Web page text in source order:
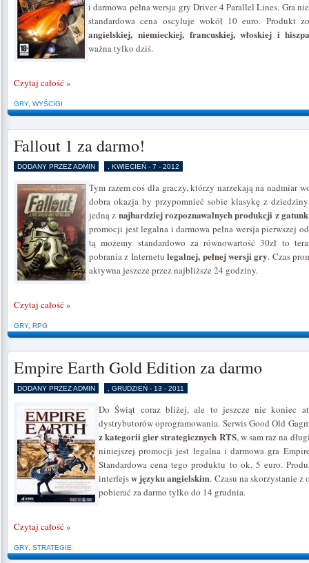
i darmowa pełna wersja gry Driver 4 Parallel Lines. Gra
standardowa cena oscyluje wokół 10 euro. Produkt
angielskiej, niemieckiej, francuskiej, włoskiej i
ważna tylko dziś.
Czytaj całość »
GRY, WYŚCIGI
Fallout 1 za darmo!
DODANY PRZEZ ADMIN , KWIECIEŃ - 7 - 2012
Tym razem coś dla graczy, którzy narzekają na nadmiar
dobra okazja by przypomnieć sobie klasykę z
jedną z najbardziej rozpoznawalnych produkcji z
promocji jest legalna i darmowa pełna wersja pierwszej
tą możemy standardowo za równowartość 30zł to
pobrania z Internetulegalnej, pełnej wersji gry. Czas
aktywna jeszcze przez najbliższe 24 godziny.
Czytaj całość »
GRY, RPG
Empire Earth Gold Edition za darmo
DODANY PRZEZ ADMIN , GRUDZIEŃ - 13 - 2011
Do Świąt coraz bliżej, ale to jeszcze nie koniec
dystrybutorów oprogramowania. Serwis Good Old
z kategorii gier strategicznych RTS, w sam raz na
niniejszej promocji jest legalna i darmowa gra
Standardowa cena tego produktu to ok. 5 euro.
interfejsw języku angielskim. Czasu na skorzystanie
pobierać za darmo tylko do 14 grudnia.
Czytaj całość »
GRY, STRATEGIE